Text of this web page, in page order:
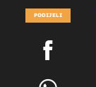
PODIJELI